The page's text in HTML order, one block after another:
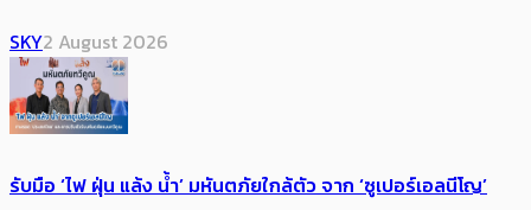
SKY2 August 2026
รับมือ ‘ไฟ ฝุ่น แล้ง น้ำ’ มหันตภัยใกล้ตัว จาก ‘ซูเปอร์เอลนีโญ’